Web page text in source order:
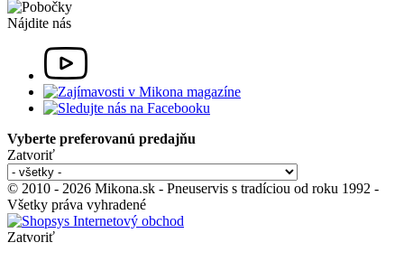
Nájdite nás
Vyberte preferovanú predajňu
Zatvoriť
© 2010 - 2026 Mikona.sk - Pneuservis s tradíciou od roku 1992 -
Všetky práva vyhradené
Zatvoriť